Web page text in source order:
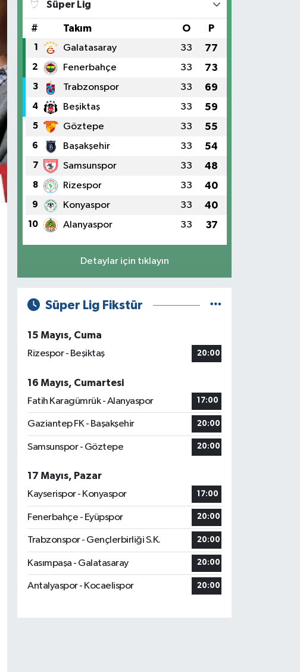
Süper Lig
# Takım O P
1 Galatasaray 33 77
2 Fenerbahçe 33 73
3 Trabzonspor 33 69
4 Beşiktaş 33 59
5 Göztepe 33 55
6 Başakşehir 33 54
7 Samsunspor 33 48
8 Rizespor 33 40
9 Konyaspor 33 40
10 Alanyaspor 33 37
Detaylar için tıklayın
Süper Lig Fikstür
15 Mayıs, Cuma
Rizespor - Beşiktaş
20:00
16 Mayıs, Cumartesi
Fatih Karagümrük - Alanyaspor
17:00
Gaziantep FK - Başakşehir 20:00
Samsunspor - Göztepe 20:00
17 Mayıs, Pazar
Kayserispor - Konyaspor
17:00
Fenerbahçe - Eyüpspor 20:00
Trabzonspor - Gençlerbirliği S.K. 20:00
Kasımpaşa - Galatasaray 20:00
Antalyaspor - Kocaelispor 20:00